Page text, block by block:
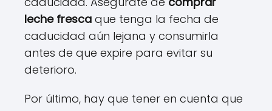
leche fresca que tenga la fecha de
caducidad aún lejana y consumirla
antes de que expire para evitar su
deterioro.
Por último, hay que tener en cuenta que